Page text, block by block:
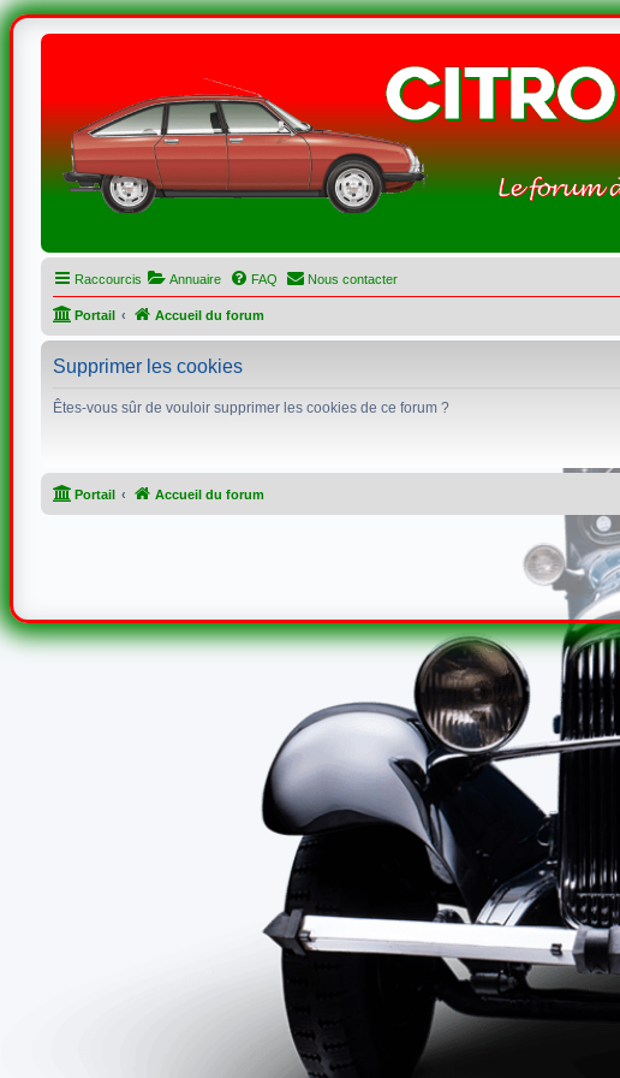
Raccourcis Annuaire FAQ Nous contacter
Portail Accueil du forum
Supprimer les cookies
Êtes-vous sûr de vouloir supprimer les cookies de ce forum ?
Portail Accueil du forum